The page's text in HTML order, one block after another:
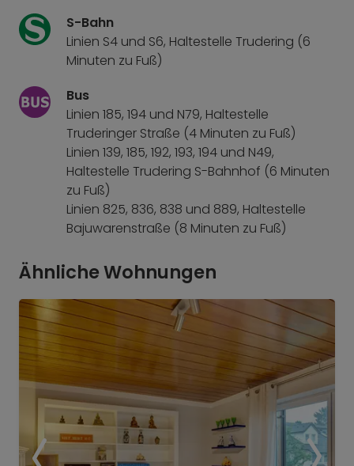
S-Bahn
Linien S4 und S6, Haltestelle Trudering (6
Minuten zu Fuß)
Bus
Linien 185, 194 und N79, Haltestelle
Truderinger Straße (4 Minuten zu Fuß)
Linien 139, 185, 192, 193, 194 und N49,
Haltestelle Trudering S-Bahnhof (6 Minuten
zu Fuß)
Linien 825, 836, 838 und 889, Haltestelle
Bajuwarenstraße (8 Minuten zu Fuß)
Ähnliche Wohnungen